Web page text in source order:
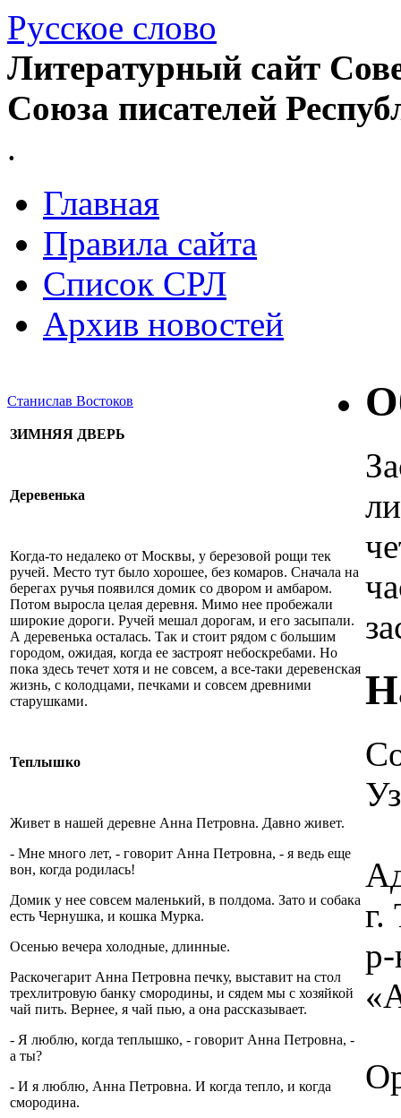
Русское слово
Литературный сайт
Союза писателей
.
Главная
Правила сайта
Список СРЛ
Архив новостей
Станислав Востоков
ЗИМНЯЯ ДВЕРЬ
Деревенька
Когда-то недалеко от Москвы, у березовой рощи тек
ручей. Место тут было хорошее, без комаров. Сначала на
берегах ручья появился домик со двором и амбаром.
Потом выросла целая деревня. Мимо нее пробежали
широкие дороги. Ручей мешал дорогам, и его засыпали.
А деревенька осталась. Так и стоит рядом с большим
городом, ожидая, когда ее застроят небоскребами. Но
пока здесь течет хотя и не совсем, а все-таки деревенская
жизнь, с колодцами, печками и совсем древними
старушками.
Теплышко
Живет в нашей деревне Анна Петровна. Давно живет.
- Мне много лет, - говорит Анна Петровна, - я ведь еще
вон, когда родилась!
Домик у нее совсем маленький, в полдома. Зато и собака
есть Чернушка, и кошка Мурка.
Осенью вечера холодные, длинные.
Раскочегарит Анна Петровна печку, выставит на стол
трехлитровую банку смородины, и сядем мы с хозяйкой
чай пить. Вернее, я чай пью, а она рассказывает.
- Я люблю, когда теплышко, - говорит Анна Петровна, -
а ты?
- И я люблю, Анна Петровна. И когда тепло, и когда
смородина.